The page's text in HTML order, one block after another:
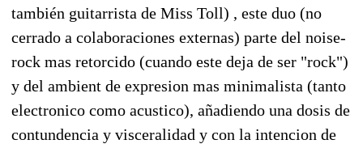
también guitarrista de Miss Toll) , este duo (no
cerrado a colaboraciones externas) parte del noise-
rock mas retorcido (cuando este deja de ser "rock")
y del ambient de expresion mas minimalista (tanto
electronico como acustico), añadiendo una dosis de
contundencia y visceralidad y con la intencion de